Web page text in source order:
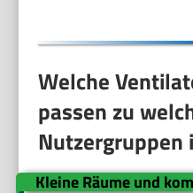
Welche
passen zu
Nutzergruppen
Kleine Räume und